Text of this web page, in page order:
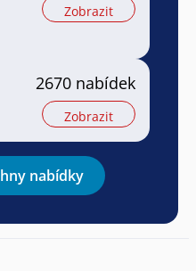
Zobrazit
2670 nabídek
Zobrazit
nabídky